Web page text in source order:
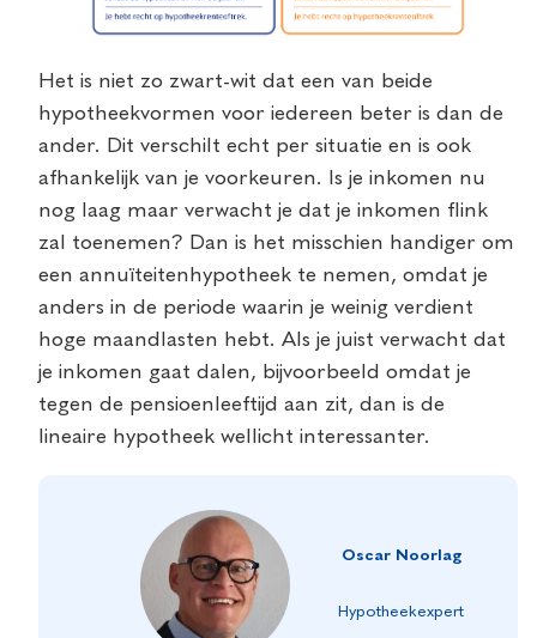
Het is niet zo zwart-wit dat een van beide
hypotheekvormen voor iedereen beter is dan de
ander. Dit verschilt echt per situatie en is ook
afhankelijk van je voorkeuren. Is je inkomen nu
nog laag maar verwacht je dat je inkomen flink
zal toenemen? Dan is het misschien handiger om
een annuïteitenhypotheek te nemen, omdat je
anders in de periode waarin je weinig verdient
hoge maandlasten hebt. Als je juist verwacht dat
je inkomen gaat dalen, bijvoorbeeld omdat je
tegen de pensioenleeftijd aan zit, dan is de
lineaire hypotheek wellicht interessanter.
Oscar Noorlag
Hypotheekexpert